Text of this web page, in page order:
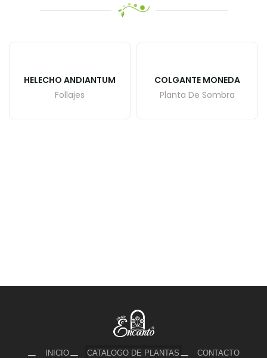
HELECHO ANDIANTUM
Follajes
COLGANTE MONEDA
Planta De Sombra
INICIO CATALOGO DE PLANTAS CONTACTO